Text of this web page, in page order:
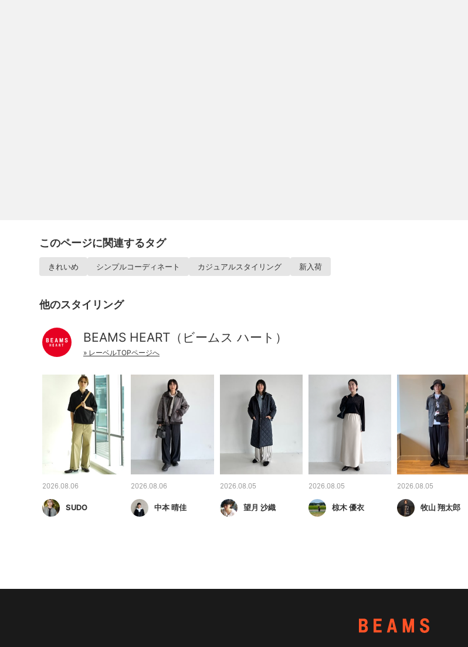
このページに関連するタグ
きれいめ シンプルコーディネート カジュアルスタイリング 新入荷
他のスタイリング
BEAMS HEART（ビームス ハート）
» レーベルTOPページへ
2026.08.06
SUDO
2026.08.06
中本 晴佳
2026.08.05
望月 沙織
2026.08.05
椋木 優衣
2026.08.05
牧山 翔太郎